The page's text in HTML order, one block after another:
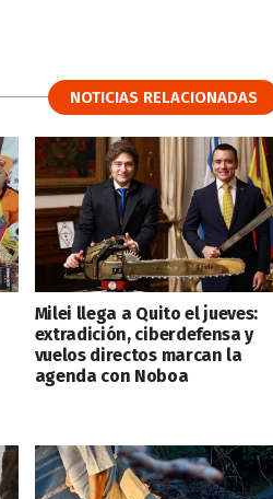
NOTICIAS RELACIONADAS
Milei llega a Quito el jueves:
extradición, ciberdefensa y
vuelos directos marcan la
agenda con Noboa